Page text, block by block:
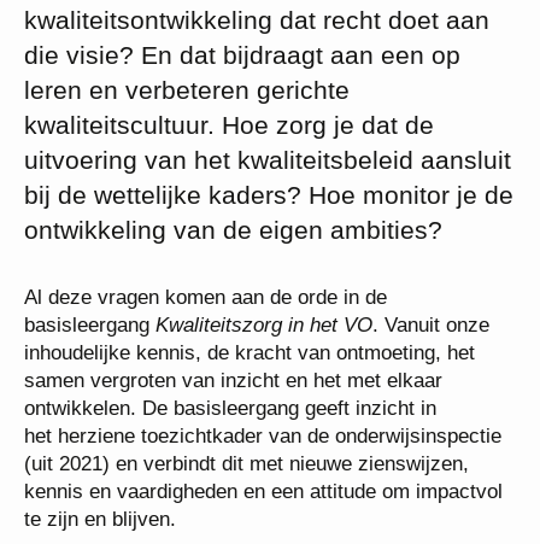
kwaliteitsontwikkeling dat recht doet aan
die visie? En dat bijdraagt aan een op
leren en verbeteren gerichte
kwaliteitscultuur. Hoe zorg je dat de
uitvoering van het kwaliteitsbeleid aansluit
bij de wettelijke kaders? Hoe monitor je de
ontwikkeling van de eigen ambities?
Al deze vragen komen aan de orde in de
basisleergang Kwaliteitszorg in het VO. Vanuit onze
inhoudelijke kennis, de kracht van ontmoeting, het
samen vergroten van inzicht en het met elkaar
ontwikkelen. De basisleergang geeft inzicht in
het herziene toezichtkader van de onderwijsinspectie
(uit 2021) en verbindt dit met nieuwe zienswijzen,
kennis en vaardigheden en een attitude om impactvol
te zijn en blijven.